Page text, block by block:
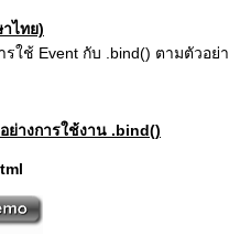
ไทย)
รใช้ Event กับ .bind() ตามตัวอย่
ย่างการใช้งาน .bind()